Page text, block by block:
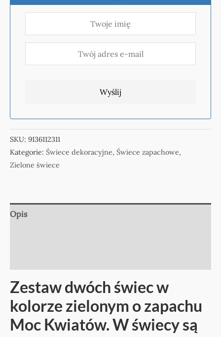
SKU: 9136112311
Kategorie: Świece dekoracyjne, Świece zapachowe,
Zielone świece
Opis
Zestaw dwóch świec w
kolorze zielonym o zapachu
Moc Kwiatów. W świecy są